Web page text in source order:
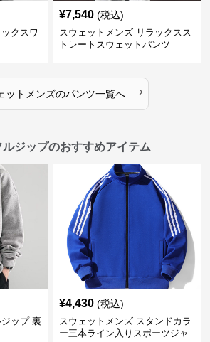
クスワ
¥7,540 (税込)
スウェットメンズ リラックスス
トレートスウェットパンツ
ットメンズのパンツ一覧へ ›
ジップのおすすめアイテム
ップ 裏
¥4,430 (税込)
スウェットメンズ スタンドカラ
ー三本ライン入りスポーツジャ